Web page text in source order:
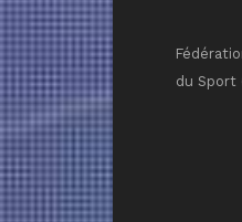
du Sport